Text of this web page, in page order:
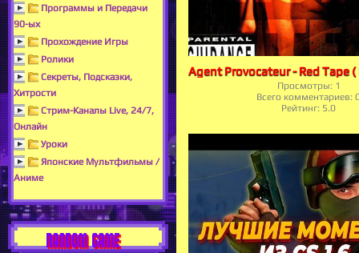
Программы и Передачи
90-ых
Прохождение Игры
Ролики
Секреты, Подсказки,
Хитрости
Стрим-Каналы Live, 24/7,
Онлайн
Уроки
Японские Мультфильмы /
Аниме
RANDOM GAME
Просмотры: 1
Всего комментариев:
Рейтинг: 5.0